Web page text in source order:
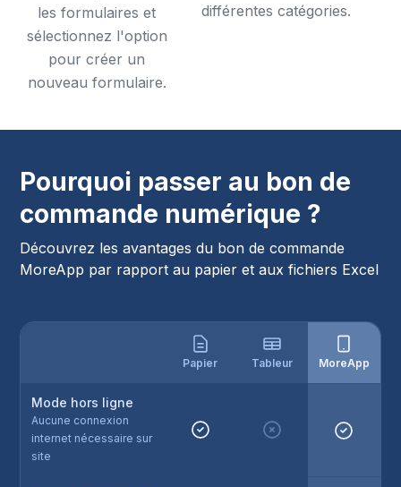
les formulaires et
sélectionnez l'option
pour créer un
nouveau formulaire.
différentes catégories.
Pourquoi passer au bon de
commande numérique ?
Découvrez les avantages du bon de commande
MoreApp par rapport au papier et aux fichiers Excel
Papier Tableur MoreApp
Mode hors ligne
Aucune connexion
internet nécessaire sur
site